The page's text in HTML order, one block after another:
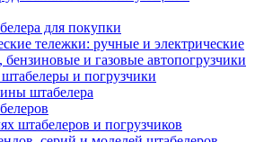
для покупки
тележки: ручные и электрические
бензиновые и газовые автопогрузчики
и погрузчики
штабелера
штабелеров и погрузчиков